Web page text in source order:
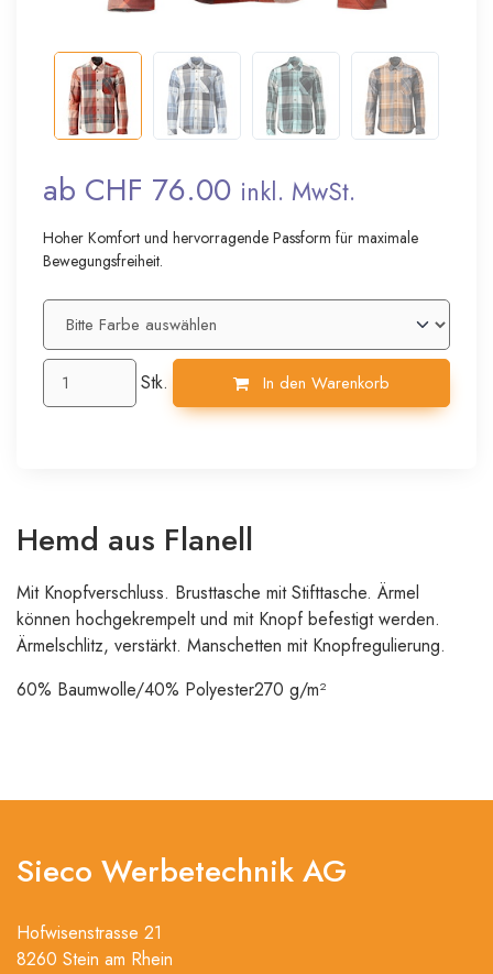
ab CHF 76.00 inkl. MwSt.
Hoher Komfort und hervorragende Passform für maximale
Bewegungsfreiheit.
Stk. In den Warenkorb
Hemd aus Flanell
Mit Knopfverschluss. Brusttasche mit Stifttasche. Ärmel
können hochgekrempelt und mit Knopf befestigt werden.
Ärmelschlitz, verstärkt. Manschetten mit Knopfregulierung.
60% Baumwolle/40% Polyester270 g/m²
Sieco Werbetechnik AG
Hofwisenstrasse 21
8260 Stein am Rhein